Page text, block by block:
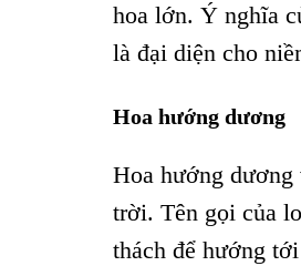
hoa lớn. Ý nghĩa
là đại diện cho
Hoa hướng dương
Hoa hướng
trời. Tên gọi của
thách để hướng